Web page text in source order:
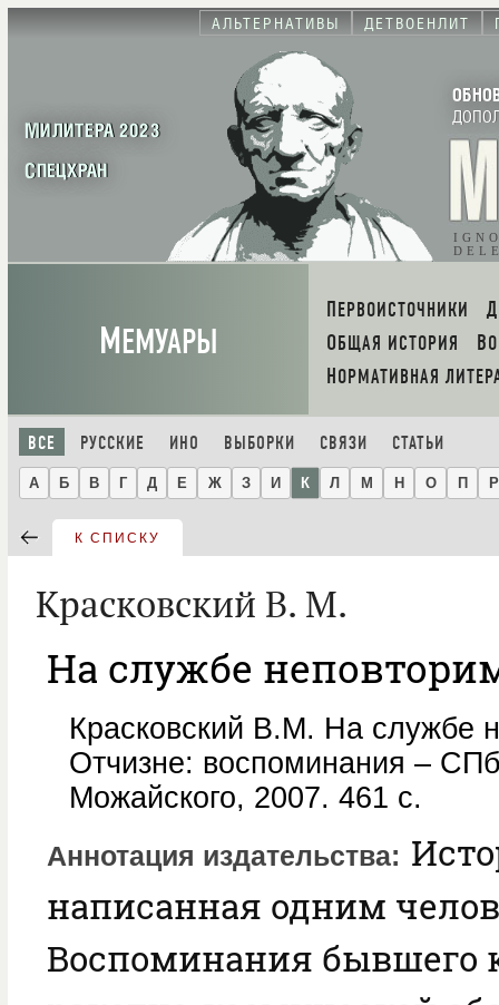
АЛЬТЕРНАТИВЫ ДЕТВОЕНЛИТ
МИЛИТЕРА 2023
СПЕЦХРАН
МЕМУАРЫ
ПЕРВОИСТОЧНИКИ
ОБЩАЯ ИСТОРИЯ
НОРМАТИВНАЯ
ВСЕ РУССКИЕ ИНО ВЫБОРКИ СВЯЗИ СТАТЬИ
А Б В Г Д Е Ж З И К Л М Н О П Р
К СПИСКУ
Красковский В. М.
На службе
Красковский В.М. На службе
Отчизне: воспоминания –
Можайского, 2007. 461 с.
Аннотация издательства
написанная одним
Воспоминания бывшего